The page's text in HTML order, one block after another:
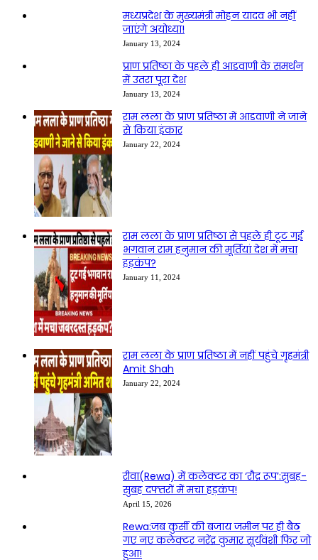
मध्यप्रदेश के मुख्यमंत्री मोहन यादव भी नहीं
जाएंगे अयोध्या!
January 13, 2024
प्राण प्रतिष्ठा के पहले ही आडवाणी के समर्थन
में उतरा पूरा देश
January 13, 2024
राम लला के प्राण प्रतिष्ठा में आडवाणी ने जाने
से किया इंकार
January 22, 2024
राम लला के प्राण प्रतिष्ठा से पहले ही टूट गई
भगवान राम हनुमान की मूर्तियां देश में मचा
हड़कंप?
January 11, 2024
राम लला के प्राण प्रतिष्ठा में नहीं पहुंचे गृहमंत्री
Amit Shah
January 22, 2024
रीवा(Rewa) में कलेक्टर का ‘रौद्र रूप’:सुबह-
सुबह दफ्तरों में मचा हड़कंप!
April 15, 2026
Rewa:जब कुर्सी की बजाय जमीन पर ही बैठ
गए नए कलेक्टर नरेंद्र कुमार सूर्यवंशी फिर जो
हुआ!